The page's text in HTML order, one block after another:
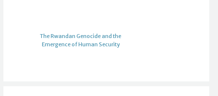
The Rwandan Genocide and the
Emergence of Human Security